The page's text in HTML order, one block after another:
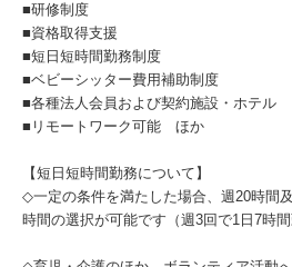
■研修制度
■資格取得支援
■短日短時間勤務制度
■ベビーシッター費用補助制度
■各種法人会員および契約施設・ホテル
■リモートワーク可能 ほか
【短日短時間勤務について】
◇一定の条件を満たした場合、週20時間
時間の選択が可能です（週3回で1日7時間